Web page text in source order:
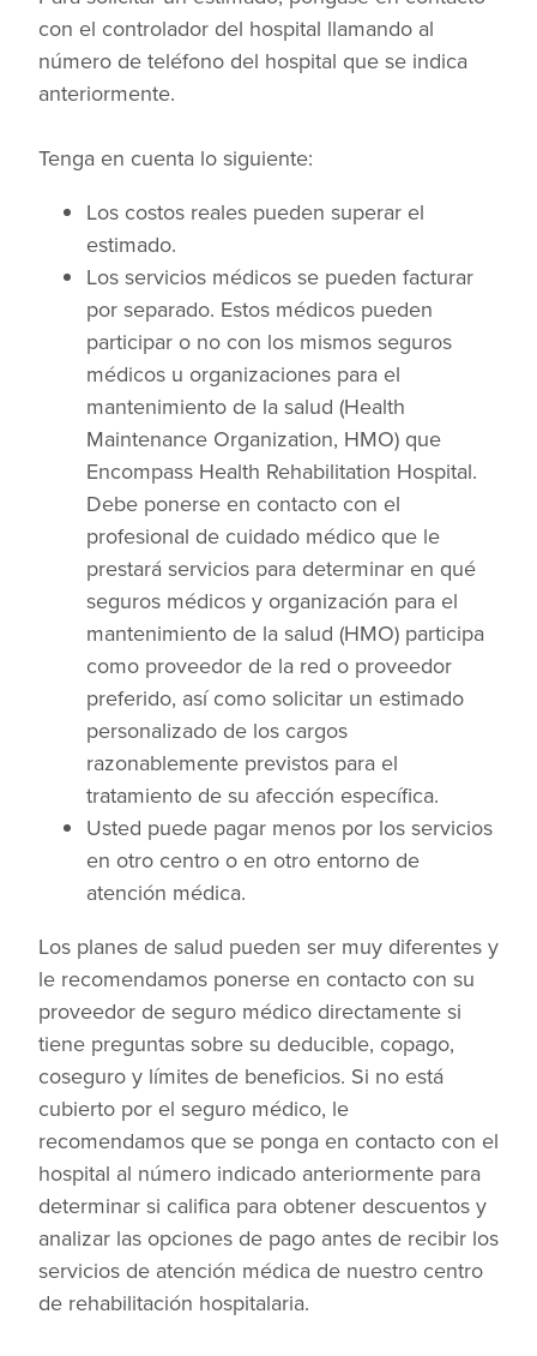
con el controlador del hospital llamando al
número de teléfono del hospital que se indica
anteriormente.
Tenga en cuenta lo siguiente:
Los costos reales pueden superar el
estimado.
Los servicios médicos se pueden facturar
por separado. Estos médicos pueden
participar o no con los mismos seguros
médicos u organizaciones para el
mantenimiento de la salud (Health
Maintenance Organization, HMO) que
Encompass Health Rehabilitation Hospital.
Debe ponerse en contacto con el
profesional de cuidado médico que le
prestará servicios para determinar en qué
seguros médicos y organización para el
mantenimiento de la salud (HMO) participa
como proveedor de la red o proveedor
preferido, así como solicitar un estimado
personalizado de los cargos
razonablemente previstos para el
tratamiento de su afección específica.
Usted puede pagar menos por los servicios
en otro centro o en otro entorno de
atención médica.
Los planes de salud pueden ser muy diferentes y
le recomendamos ponerse en contacto con su
proveedor de seguro médico directamente si
tiene preguntas sobre su deducible, copago,
coseguro y límites de beneficios. Si no está
cubierto por el seguro médico, le
recomendamos que se ponga en contacto con el
hospital al número indicado anteriormente para
determinar si califica para obtener descuentos y
analizar las opciones de pago antes de recibir los
servicios de atención médica de nuestro centro
de rehabilitación hospitalaria.